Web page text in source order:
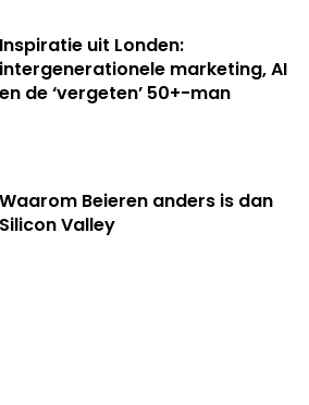
Inspiratie uit Londen:
intergenerationele marketing, AI
en de ‘vergeten’ 50+-man
Waarom Beieren anders is dan
Silicon Valley